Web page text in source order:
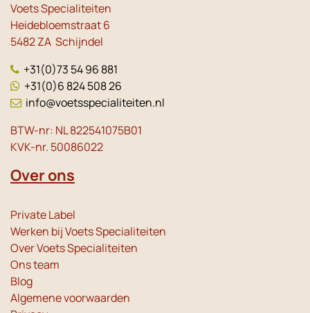
Voets Specialiteiten
Heidebloemstraat 6
5482 ZA Schijndel
+31(0)73 54 96 881
+31(0)6 824 508 26
info@voetsspecialiteiten.nl
BTW-nr: NL 822541075B01
KVK-nr. 50086022
Over ons
Private Label
Werken bij Voets Specialiteiten
Over Voets Specialiteiten
Ons team
Blog
Algemene voorwaarden